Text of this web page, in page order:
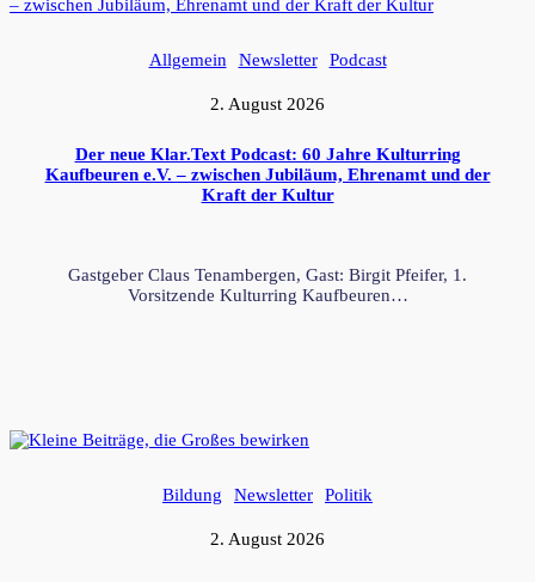
Allgemein Newsletter Podcast
2. August 2026
Der neue Klar.Text Podcast: 60 Jahre Kulturring
Kaufbeuren e.V. – zwischen Jubiläum, Ehrenamt und der
Kraft der Kultur
Gastgeber Claus Tenambergen, Gast: Birgit Pfeifer, 1.
Vorsitzende Kulturring Kaufbeuren…
Bildung Newsletter Politik
2. August 2026